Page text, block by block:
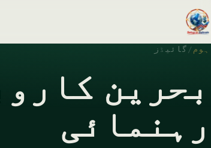
ہوم / گائیڈز
بحرین
رہنمائی